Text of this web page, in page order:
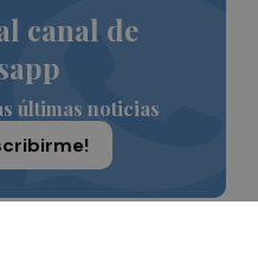
canal de
últimas noticias